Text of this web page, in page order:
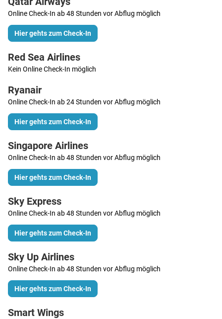
Online Check-In ab 48 Stunden vor Abflug möglich
Hier gehts zum Check-In
Red Sea Airlines
Kein Online Check-In möglich
Ryanair
Online Check-In ab 24 Stunden vor Abflug möglich
Hier gehts zum Check-In
Singapore Airlines
Online Check-In ab 48 Stunden vor Abflug möglich
Hier gehts zum Check-In
Sky Express
Online Check-In ab 48 Stunden vor Abflug möglich
Hier gehts zum Check-In
Sky Up Airlines
Online Check-In ab 48 Stunden vor Abflug möglich
Hier gehts zum Check-In
Smart Wings